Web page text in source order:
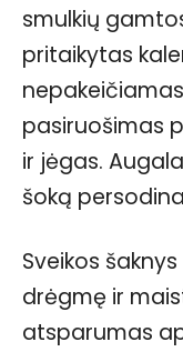
smulkių
pritaikytas
pasiruošimas
ir jėgas.
šoką
Sveikos
drėgmę ir
atsparumas